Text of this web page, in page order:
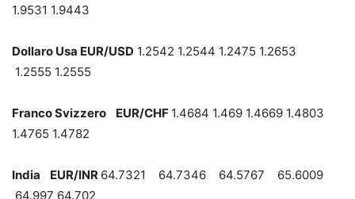
1.9531 1.9443
Dollaro Usa EUR/USD 1.2542 1.2544 1.2475 1.2653
1.2555 1.2555
Franco Svizzero EUR/CHF 1.4684 1.469 1.4669 1.4803
1.4765 1.4782
India EUR/INR 64.7321 64.7346 64.5767 65.6009
64.997 64.702